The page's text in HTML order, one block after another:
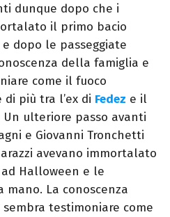
dunque dopo che i
il primo bacio
dopo le passeggiate
della famiglia e
come il fuoco
di più tra l’ex di Fedez e il
ulteriore passo avanti
e Giovanni Tronchetti
avevano immortalato
Halloween e le
La conoscenza
testimoniare come